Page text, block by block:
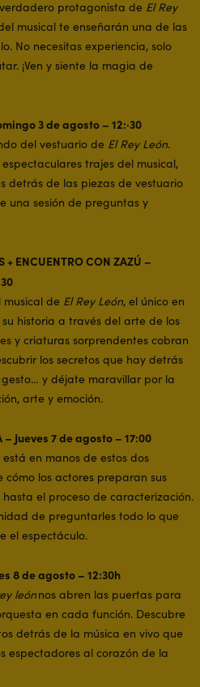
protagonista de El Rey
musical te enseñarán una de las
No necesitas experiencia, solo
¡Ven y siente la magia de
3 de agosto – 12:·30
del vestuario de El Rey León.
trajes del musical,
detrás de las piezas de vestuario
una sesión de preguntas y
+ ENCUENTRO CON ZAZÚ –
de El Rey León, el único en
historia a través del arte de los
y criaturas sorprendentes cobran
los secretos que hay detrás
y déjate maravillar por la
arte y emoción.
– Jueves 7 de agosto – 17:00
está en manos de estos dos
cómo los actores preparan sus
el proceso de caracterización.
de preguntarles todo lo que
el espectáculo.
8 de agosto – 12:30h
leónnos abren las puertas para
en cada función. Descubre
detrás de la música en vivo que
espectadores al corazón de la